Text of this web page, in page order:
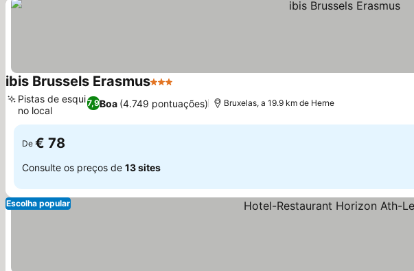
ibis Brussels Erasmus3 Estrelas
7,9Boa (4.749 pontuações)
Pistas de esqui
no local
Bruxelas, a 19.9 km de Herne
De € 78
Consulte os preços de 13 sites
Escolha popular